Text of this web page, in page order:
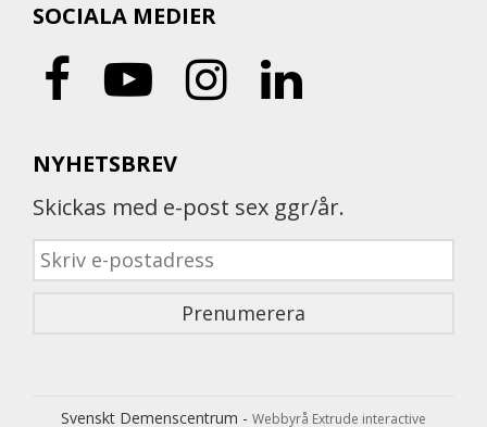
SOCIALA MEDIER
NYHETSBREV
Skickas med e-post sex ggr/år.
Svenskt Demenscentrum - Webbyrå Extrude interactive